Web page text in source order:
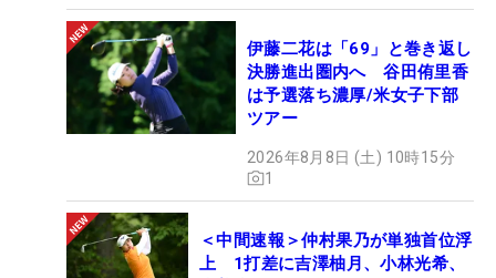
伊藤二花は「69」と巻き返し
決勝進出圏内へ 谷田侑里香
は予選落ち濃厚/米女子下部
ツアー
2026年8月8日 (土) 10時15分
1
＜中間速報＞仲村果乃が単独首位浮
上 1打差に吉澤柚月、小林光希、